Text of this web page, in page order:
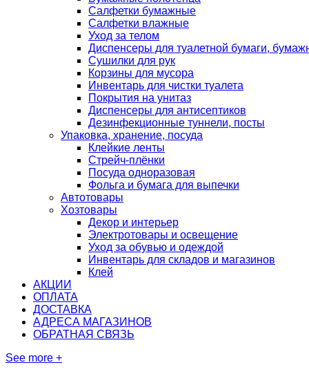
Салфетки бумажные
Салфетки влажные
Уход за телом
Диспенсеры для туалетной бумаги,
Сушилки для рук
Корзины для мусора
Инвентарь для чистки туалета
Покрытия на унитаз
Диспенсеры для антисептиков
Дезинфекционные туннели, посты
Упаковка, хранение, посуда
Клейкие ленты
Стрейч-плёнки
Посуда одноразовая
Фольга и бумага для выпечки
Автотовары
Хозтовары
Декор и интерьер
Электротовары и освещение
Уход за обувью и одеждой
Инвентарь для складов и магазинов
Клей
АКЦИИ
ОПЛАТА
ДОСТАВКА
АДРЕСА МАГАЗИНОВ
ОБРАТНАЯ СВЯЗЬ
See more +